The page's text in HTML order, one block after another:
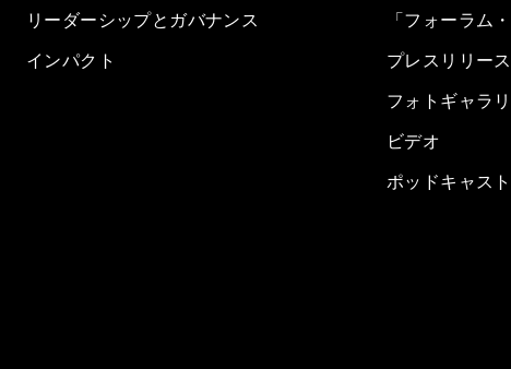
リーダーシップとガバナンス
インパクト
「フォーラム
プレスリリース
フォトギャラ
ビデオ
ポッドキャスト